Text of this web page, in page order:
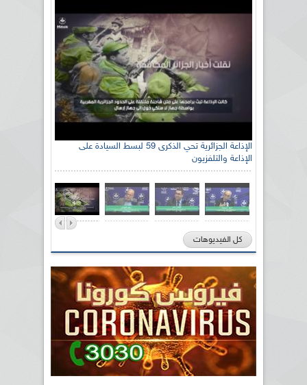
الإذاعة الجزائرية تحي الذكرى 59 لبسط السيادة على
الإذاعة والتلفزيون
كل الفيديوهات